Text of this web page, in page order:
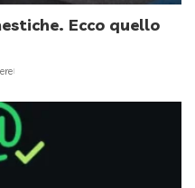
Ecco quello